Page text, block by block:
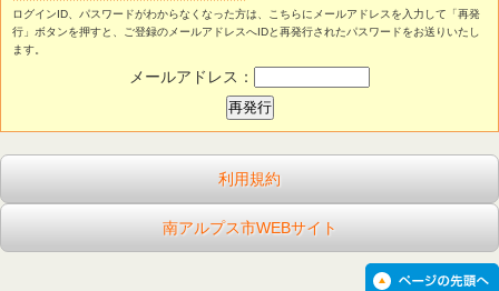
ログインID、パスワードがわからなくなった方は、こちらにメールアドレスを入力して「再発
行」ボタンを押すと、ご登録のメールアドレスへIDと再発行されたパスワードをお送りいたし
ます。
メールアドレス：
利用規約
南アルプス市WEBサイト